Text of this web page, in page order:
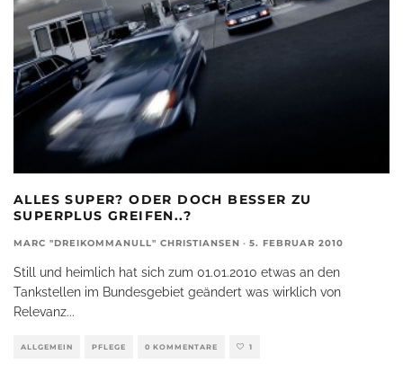
ALLES SUPER? ODER DOCH BESSER ZU
SUPERPLUS GREIFEN..?
MARC "DREIKOMMANULL" CHRISTIANSEN · 5. FEBRUAR 2010
Still und heimlich hat sich zum 01.01.2010 etwas an den
Tankstellen im Bundesgebiet geändert was wirklich von
Relevanz...
ALLGEMEIN PFLEGE 0 KOMMENTARE 1